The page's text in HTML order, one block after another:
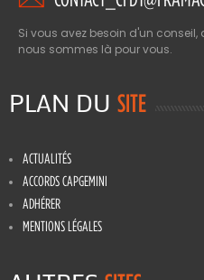
Si vous avez besoin d'un conseil,
nous sommes là pour vous.
PLAN DU SITE
ACTUALITÉS
ACCORDS CAPGEMINI
ADHÉRER
MENTIONS LÉGALES